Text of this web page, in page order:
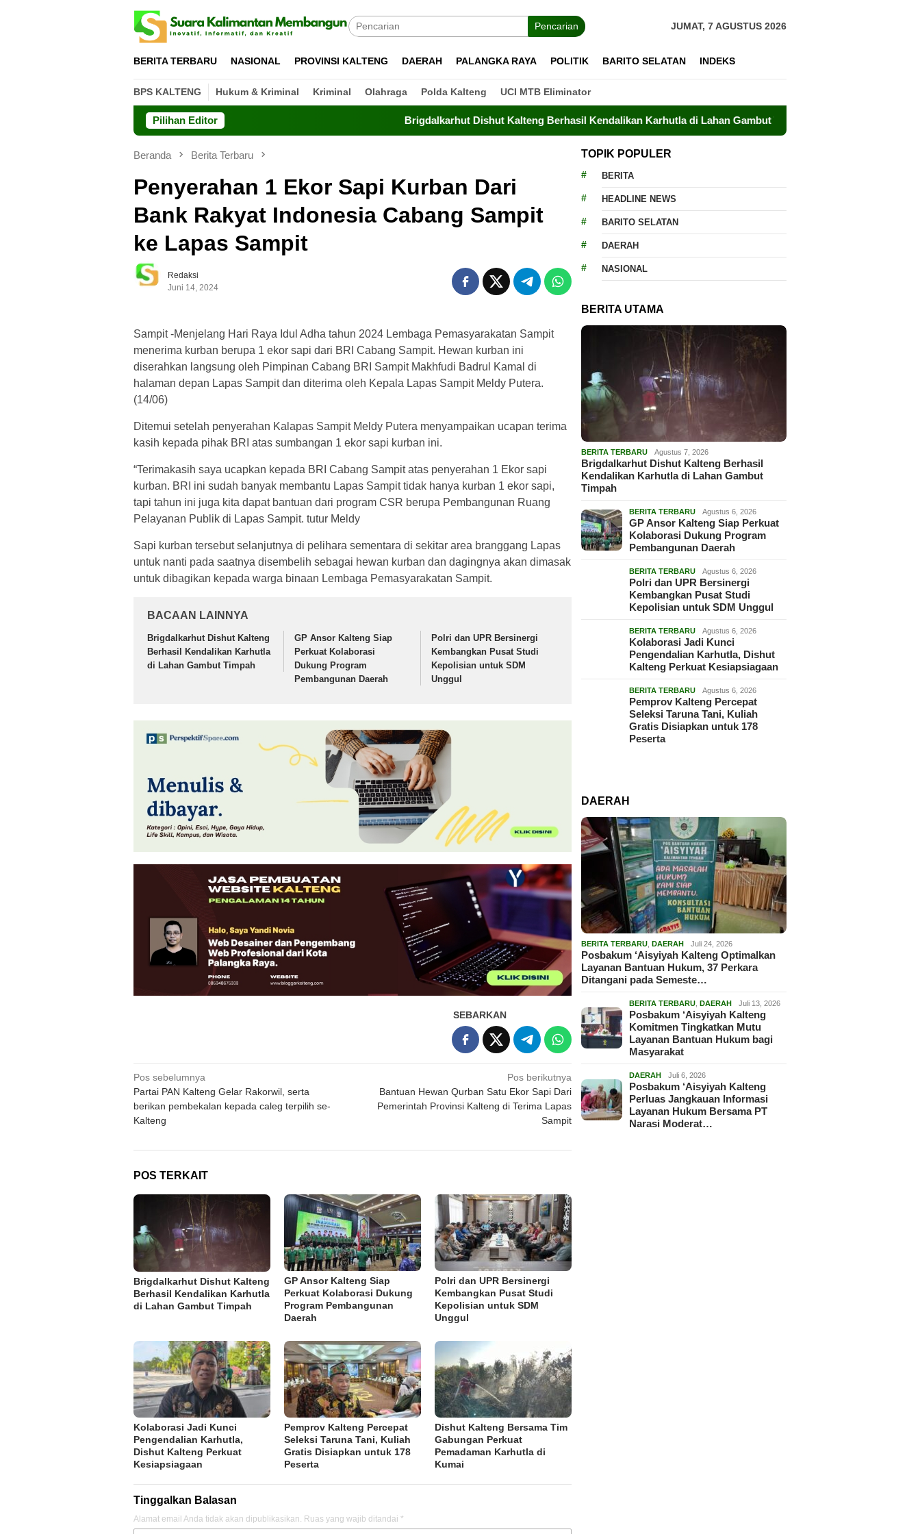
Pencarian JUMAT, 7 AGUSTUS 2026
BERITA TERBARU NASIONAL PROVINSI KALTENG DAERAH PALANGKA RAYA POLITIK BARITO SELATAN INDEKS
BPS KALTENG Hukum & Kriminal Kriminal Olahraga Polda Kalteng UCI MTB Eliminator
Pilihan Editor Brigdalkarhut Dishut Kalteng Berhasil Kendalikan Karhutla di Lahan Gambut Timpah
Beranda Berita Terbaru
Penyerahan 1 Ekor Sapi Kurban Dari
Bank Rakyat Indonesia Cabang Sampit
ke Lapas Sampit
Redaksi
Juni 14, 2024
Sampit -Menjelang Hari Raya Idul Adha tahun 2024 Lembaga Pemasyarakatan Sampit
menerima kurban berupa 1 ekor sapi dari BRI Cabang Sampit. Hewan kurban ini
diserahkan langsung oleh Pimpinan Cabang BRI Sampit Makhfudi Badrul Kamal di
halaman depan Lapas Sampit dan diterima oleh Kepala Lapas Sampit Meldy Putera.
(14/06)
Ditemui setelah penyerahan Kalapas Sampit Meldy Putera menyampaikan ucapan terima
kasih kepada pihak BRI atas sumbangan 1 ekor sapi kurban ini.
“Terimakasih saya ucapkan kepada BRI Cabang Sampit atas penyerahan 1 Ekor sapi
kurban. BRI ini sudah banyak membantu Lapas Sampit tidak hanya kurban 1 ekor sapi,
tapi tahun ini juga kita dapat bantuan dari program CSR berupa Pembangunan Ruang
Pelayanan Publik di Lapas Sampit. tutur Meldy
Sapi kurban tersebut selanjutnya di pelihara sementara di sekitar area branggang Lapas
untuk nanti pada saatnya disembelih sebagai hewan kurban dan dagingnya akan dimasak
untuk dibagikan kepada warga binaan Lembaga Pemasyarakatan Sampit.
BACAAN LAINNYA
Brigdalkarhut Dishut Kalteng
Berhasil Kendalikan Karhutla
di Lahan Gambut Timpah
GP Ansor Kalteng Siap
Perkuat Kolaborasi
Dukung Program
Pembangunan Daerah
Polri dan UPR Bersinergi
Kembangkan Pusat Studi
Kepolisian untuk SDM
Unggul
SEBARKAN
Navigasi
pos
Pos sebelumnya
Partai PAN Kalteng Gelar Rakorwil, serta
berikan pembekalan kepada caleg terpilih se-
Kalteng
Pos berikutnya
Bantuan Hewan Qurban Satu Ekor Sapi Dari
Pemerintah Provinsi Kalteng di Terima Lapas
Sampit
POS TERKAIT
Brigdalkarhut Dishut Kalteng
Berhasil Kendalikan Karhutla
di Lahan Gambut Timpah
GP Ansor Kalteng Siap
Perkuat Kolaborasi Dukung
Program Pembangunan
Daerah
Polri dan UPR Bersinergi
Kembangkan Pusat Studi
Kepolisian untuk SDM
Unggul
Kolaborasi Jadi Kunci
Pengendalian Karhutla,
Dishut Kalteng Perkuat
Kesiapsiagaan
Pemprov Kalteng Percepat
Seleksi Taruna Tani, Kuliah
Gratis Disiapkan untuk 178
Peserta
Dishut Kalteng Bersama Tim
Gabungan Perkuat
Pemadaman Karhutla di
Kumai
Tinggalkan Balasan
Alamat email Anda tidak akan dipublikasikan. Ruas yang wajib ditandai *
TOPIK POPULER
BERITA
HEADLINE NEWS
BARITO SELATAN
DAERAH
NASIONAL
BERITA UTAMA
BERITA TERBARU Agustus 7, 2026
Brigdalkarhut Dishut Kalteng Berhasil
Kendalikan Karhutla di Lahan Gambut
Timpah
BERITA TERBARU Agustus 6, 2026
GP Ansor Kalteng Siap Perkuat
Kolaborasi Dukung Program
Pembangunan Daerah
BERITA TERBARU Agustus 6, 2026
Polri dan UPR Bersinergi
Kembangkan Pusat Studi
Kepolisian untuk SDM Unggul
BERITA TERBARU Agustus 6, 2026
Kolaborasi Jadi Kunci
Pengendalian Karhutla, Dishut
Kalteng Perkuat Kesiapsiagaan
BERITA TERBARU Agustus 6, 2026
Pemprov Kalteng Percepat
Seleksi Taruna Tani, Kuliah
Gratis Disiapkan untuk 178
Peserta
DAERAH
BERITA TERBARU ,DAERAH Juli 24, 2026
Posbakum ‘Aisyiyah Kalteng Optimalkan
Layanan Bantuan Hukum, 37 Perkara
Ditangani pada Semeste…
BERITA TERBARU ,DAERAH Juli 13, 2026
Posbakum ‘Aisyiyah Kalteng
Komitmen Tingkatkan Mutu
Layanan Bantuan Hukum bagi
Masyarakat
DAERAH Juli 6, 2026
Posbakum ‘Aisyiyah Kalteng
Perluas Jangkauan Informasi
Layanan Hukum Bersama PT
Narasi Moderat…